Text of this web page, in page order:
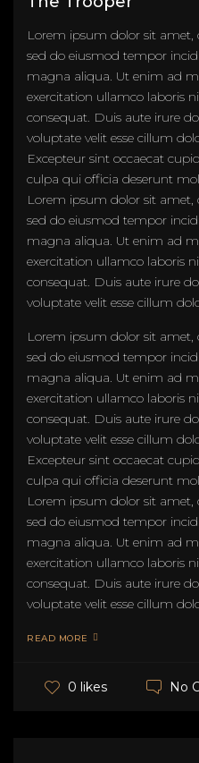
Lorem ipsum dolor sit amet,
sed do eiusmod tempor
magna aliqua. Ut enim ad
exercitation ullamco laboris
consequat. Duis aute irure
voluptate velit esse cillum
Excepteur sint occaecat
culpa qui officia deserunt
Lorem ipsum dolor sit amet,
sed do eiusmod tempor
magna aliqua. Ut enim ad
exercitation ullamco laboris
consequat. Duis aute irure
voluptate velit esse cillum
Lorem ipsum dolor sit amet,
sed do eiusmod tempor
magna aliqua. Ut enim ad
exercitation ullamco laboris
consequat. Duis aute irure
voluptate velit esse cillum
Excepteur sint occaecat
culpa qui officia deserunt
Lorem ipsum dolor sit amet,
sed do eiusmod tempor
magna aliqua. Ut enim ad
exercitation ullamco laboris
consequat. Duis aute irure
voluptate velit esse cillum
READ MORE
0 likes No